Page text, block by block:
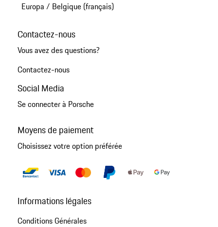
Europa / Belgique (français)
Contactez-nous
Vous avez des questions?
Contactez-nous
Social Media
Se connecter à Porsche
Moyens de paiement
Choisissez votre option préférée
Informations légales
Conditions Générales